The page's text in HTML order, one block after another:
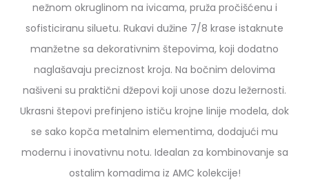
nežnom okruglinom na ivicama, pruža pročišćenu i
sofisticiranu siluetu. Rukavi dužine 7/8 krase istaknute
manžetne sa dekorativnim štepovima, koji dodatno
naglašavaju preciznost kroja. Na bočnim delovima
našiveni su praktični džepovi koji unose dozu ležernosti.
Ukrasni štepovi prefinjeno ističu krojne linije modela, dok
se sako kopča metalnim elementima, dodajući mu
modernu i inovativnu notu. Idealan za kombinovanje sa
ostalim komadima iz AMC kolekcije!